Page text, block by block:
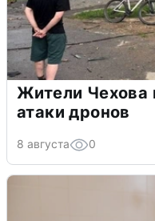
Жители Чехова
атаки дронов
8 августа 0